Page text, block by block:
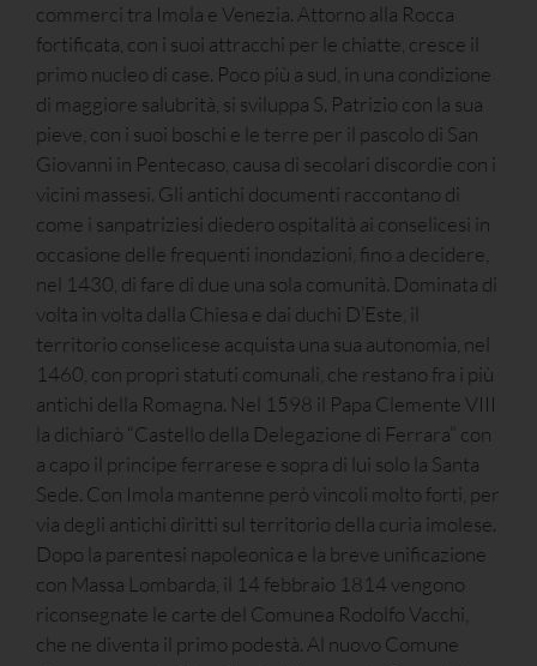
commerci tra Imola e Venezia. Attorno alla Rocca
fortificata, con i suoi attracchi per le chiatte, cresce il
primo nucleo di case. Poco più a sud, in una condizione
di maggiore salubrità, si sviluppa S. Patrizio con la sua
pieve, con i suoi boschi e le terre per il pascolo di San
Giovanni in Pentecaso, causa di secolari discordie con i
vicini massesi. Gli antichi documenti raccontano di
come i sanpatriziesi diedero ospitalità ai conselicesi in
occasione delle frequenti inondazioni, fino a decidere,
nel 1430, di fare di due una sola comunità. Dominata di
volta in volta dalla Chiesa e dai duchi D’Este, il
territorio conselicese acquista una sua autonomia, nel
1460, con propri statuti comunali, che restano fra i più
antichi della Romagna. Nel 1598 il Papa Clemente VIII
la dichiarò “Castello della Delegazione di Ferrara” con
a capo il principe ferrarese e sopra di lui solo la Santa
Sede. Con Imola mantenne però vincoli molto forti, per
via degli antichi diritti sul territorio della curia imolese.
Dopo la parentesi napoleonica e la breve unificazione
con Massa Lombarda, il 14 febbraio 1814 vengono
riconsegnate le carte del Comunea Rodolfo Vacchi,
che ne diventa il primo podestà. Al nuovo Comune